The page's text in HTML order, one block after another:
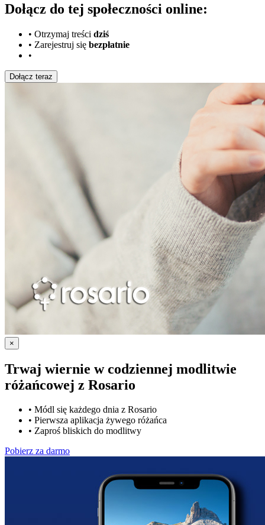
Dołącz do tej społeczności online:
• Otrzymaj treści dziś
• Zarejestruj się bezpłatnie
•
Dołącz teraz
×
Trwaj wiernie w codziennej modlitwie
różańcowej z Rosario
• Módl się każdego dnia z Rosario
• Pierwsza aplikacja żywego różańca
• Zaproś bliskich do modlitwy
Pobierz za darmo